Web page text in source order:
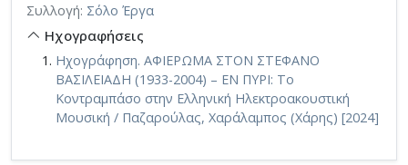
Συλλογή: Σόλο Έργα
Ηχογραφήσεις
Ηχογράφηση. ΑΦΙΕΡΩΜΑ ΣΤΟΝ ΣΤΕΦΑΝΟ
ΒΑΣΙΛΕΙΑΔΗ (1933-2004) – ΕΝ ΠΥΡΙ: Το
Κοντραμπάσο στην Ελληνική Ηλεκτροακουστική
Μουσική / Παζαρούλας, Χαράλαμπος (Χάρης) [2024]